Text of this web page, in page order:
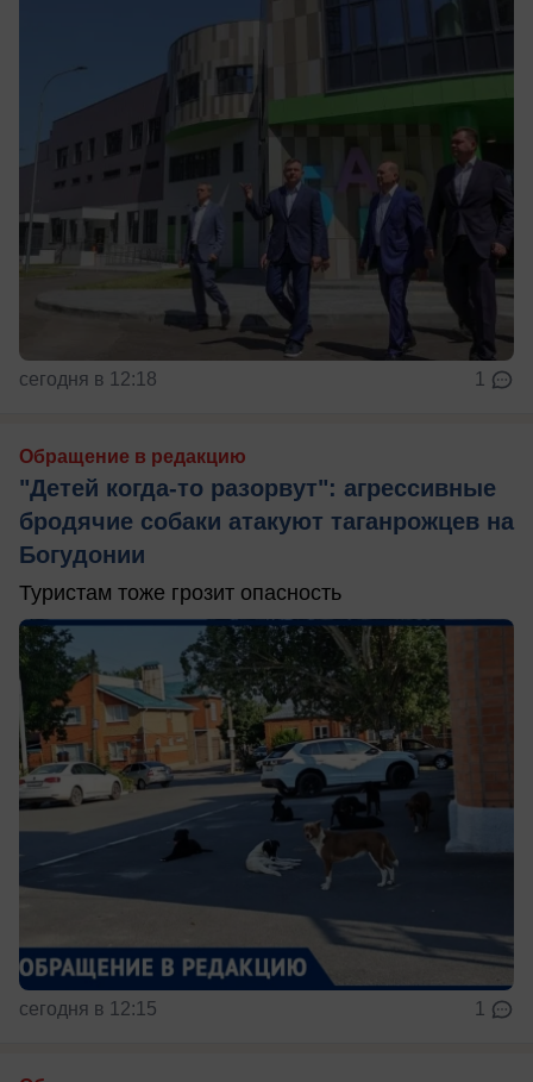
сегодня в 12:18 1
Обращение в редакцию
"Детей когда-то разорвут": агрессивные
бродячие собаки атакуют таганрожцев на
Богудонии
Туристам тоже грозит опасность
сегодня в 12:15 1